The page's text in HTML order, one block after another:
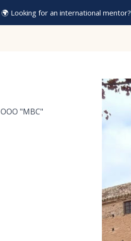
🌍 Looking for an international mentor?
ООО "МВС"